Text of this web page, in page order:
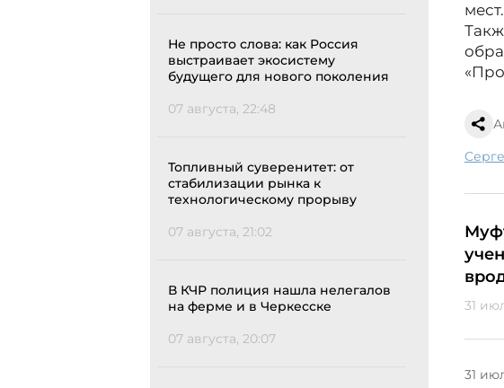
Не просто слова: как Россия
выстраивает экосистему
будущего для нового поколения
07 августа, 22:48
Топливный суверенитет: от
стабилизации рынка к
технологическому прорыву
07 августа, 21:02
В КЧР полиция нашла нелегалов
на ферме и в Черкесске
07 августа, 20:07
мест.
31
31